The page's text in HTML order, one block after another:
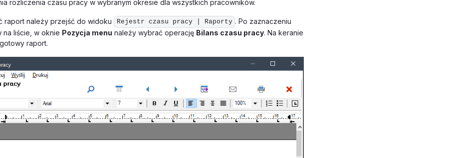
rozliczenia czasu pracy w wybranym okresie dla wszystkich pracowników.
raport należy przejść do widoku Rejestr czasu pracy | Raporty . Po zaznaczeniu
na liście, w oknie Pozycja menu należy wybrać operację Bilans czasu pracy. Na keranie
raport.